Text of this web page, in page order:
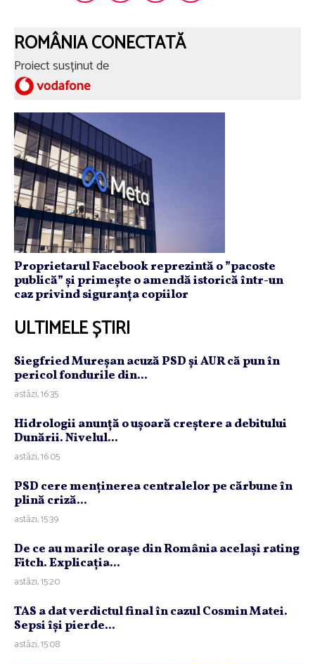
ROMÂNIA CONECTATĂ
Proiect susținut de
Proprietarul Facebook reprezintă o ”pacoste
publică” și primește o amendă istorică într-un
caz privind siguranța copiilor
ULTIMELE ȘTIRI
Siegfried Mureşan acuză PSD şi AUR că pun în
pericol fondurile din...
astăzi, 16:35
Hidrologii anunţă o uşoară creştere a debitului
Dunării. Nivelul...
astăzi, 16:05
PSD cere menţinerea centralelor pe cărbune în
plină criză...
astăzi, 15:39
De ce au marile oraşe din România acelaşi rating
Fitch. Explicaţia...
astăzi, 15:20
TAS a dat verdictul final în cazul Cosmin Matei.
Sepsi îşi pierde...
astăzi, 15:08